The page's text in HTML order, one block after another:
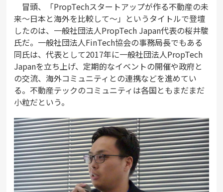
冒頭、「PropTechスタートアップが作る不動産の未
来～日本と海外を比較して～」というタイトルで登壇
したのは、一般社団法人PropTech Japan代表の桜井駿
氏だ。一般社団法人FinTech協会の事務局長でもある
同氏は、代表として2017年に一般社団法人PropTech
Japanを立ち上げ、定期的なイベントの開催や政府と
の交流、海外コミュニティとの連携などを進めてい
る。不動産テックのコミュニティは各国ともまだまだ
小粒だという。